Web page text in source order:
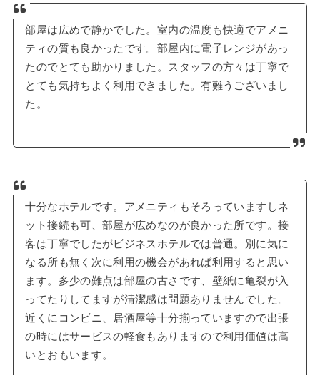
部屋は広めで静かでした。室内の温度も快適でアメニ
ティの質も良かったです。部屋内に電子レンジがあっ
たのでとても助かりました。スタッフの方々は丁寧で
とても気持ちよく利用できました。有難うございまし
た。
十分なホテルです。アメニティもそろっていますしネ
ット接続も可、部屋が広めなのが良かった所です。接
客は丁寧でしたがビジネスホテルでは普通。別に気に
なる所も無く次に利用の機会があれば利用すると思い
ます。多少の難点は部屋の古さです、壁紙に亀裂が入
ってたりしてますが清潔感は問題ありませんでした。
近くにコンビニ、居酒屋等十分揃っていますので出張
の時にはサービスの軽食もありますので利用価値は高
いとおもいます。